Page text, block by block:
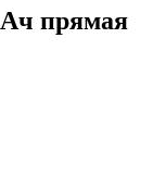
прямая